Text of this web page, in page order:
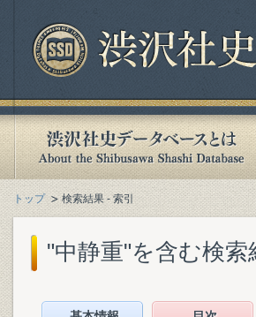
トップ 検索結果 - 索引
"中静重"を含む検索